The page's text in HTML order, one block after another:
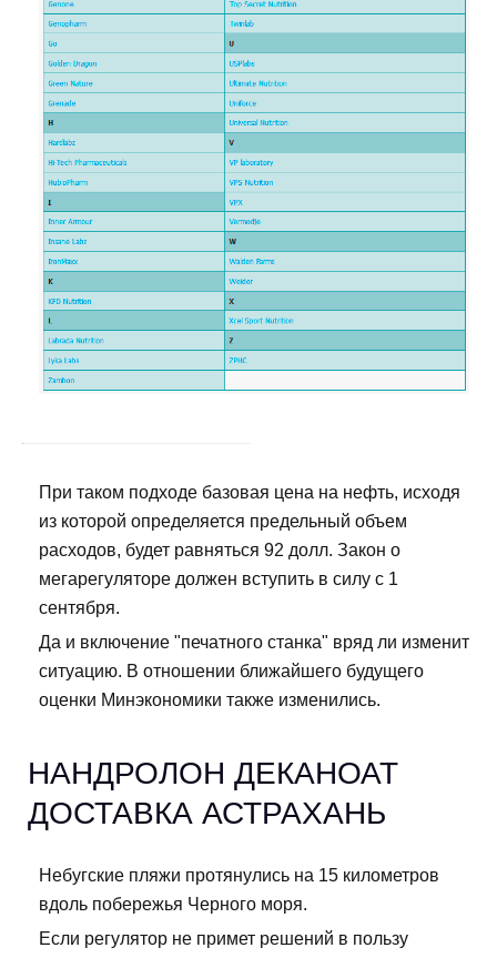
При таком подходе базовая цена на нефть, исходя
из которой определяется предельный объем
расходов, будет равняться 92 долл. Закон о
мегарегуляторе должен вступить в силу с 1
сентября.
Да и включение "печатного станка" вряд ли изменит
ситуацию. В отношении ближайшего будущего
оценки Минэкономики также изменились.
НАНДРОЛОН ДЕКАНОАТ
ДОСТАВКА АСТРАХАНЬ
Небугские пляжи протянулись на 15 километров
вдоль побережья Черного моря.
Если регулятор не примет решений в пользу